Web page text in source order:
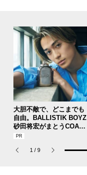
大胆不敵で、どこまでも
自由。BALLISTIK BOYZ
砂田将宏がまとうCOACH
の新作フレグランス「コ
パルファム」
1 / 9